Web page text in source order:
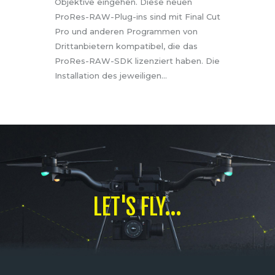
Objektive eingehen. Diese neuen
ProRes-RAW-Plug-ins sind mit Final Cut
Pro und anderen Programmen von
Drittanbietern kompatibel, die das
ProRes-RAW-SDK lizenziert haben. Die
Installation des jeweiligen…
LET'S FLY...